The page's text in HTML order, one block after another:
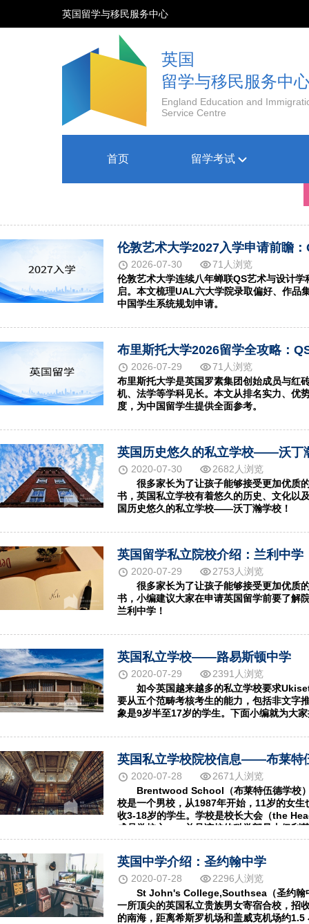
英国留学与移民服务中心
英国
留学与移民服务中
England Education and
Service Centre
首页 留学考试
2026-07-30
71人浏览
伦敦艺术大学连续八年蝉联QS艺术与设计
启。本文梳理UAL六大学院录取偏好、作品
中国学生系统规划申请。
2026-07-29
71人浏览
布里斯托大学是英国罗素集团创始成员与红
机、法学等学科见长。本文从排名实力、优
度，为中国留学生提供全面参考。
英国历史悠久的私立学校——沃丁
2020-07-30
2682人浏览
很多家长为了让孩子能够接受更加优质的
书，英国私立学校有着悠久的历史、文化以
国历史悠久的私立学校——沃丁瀚学校！
英国留学私立院校介绍：兰利中学
2020-07-29
2753人浏览
很多家长为了让孩子能够接受更加优质的
书，小编建议大家在申请英国留学前要了解
兰利中学！
英国私立学校——路易斯顿中学
2020-07-29
2391人浏览
如今英国越来越多的私立学校要求
要从五个范畴考核考生的能力，包括非文字
象是9岁半至17岁的学生。下面小编就为大
英国私立学校院校信息——布莱特
2020-07-28
2671人浏览
Brentwood School（布莱特伍德学校）
校是一个男校，从1987年开始，11岁的女
收3-18岁的学生。学校是校长大会（the
成员学校之一，并且该校的科学部是由伊利
英国中学介绍：圣约翰中学
2020-07-28
2296人浏览
St John's College,Southsea（圣约翰中
一所顶尖的英国私立贵族男女寄宿合校，招
的南海，距离希斯罗机场和盖威克机场约